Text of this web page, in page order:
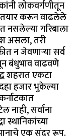
लोकवर्गणीतून
तयार करून वाढलेले
नसलेल्या गरिबाला
असला, तरी
न जेवणाऱ्या सर्व
बंधुभाव वाढवणे
शहरात एकटा
हजार भुकेल्या
नाही, सर्वांना
स्थानिकांच्या